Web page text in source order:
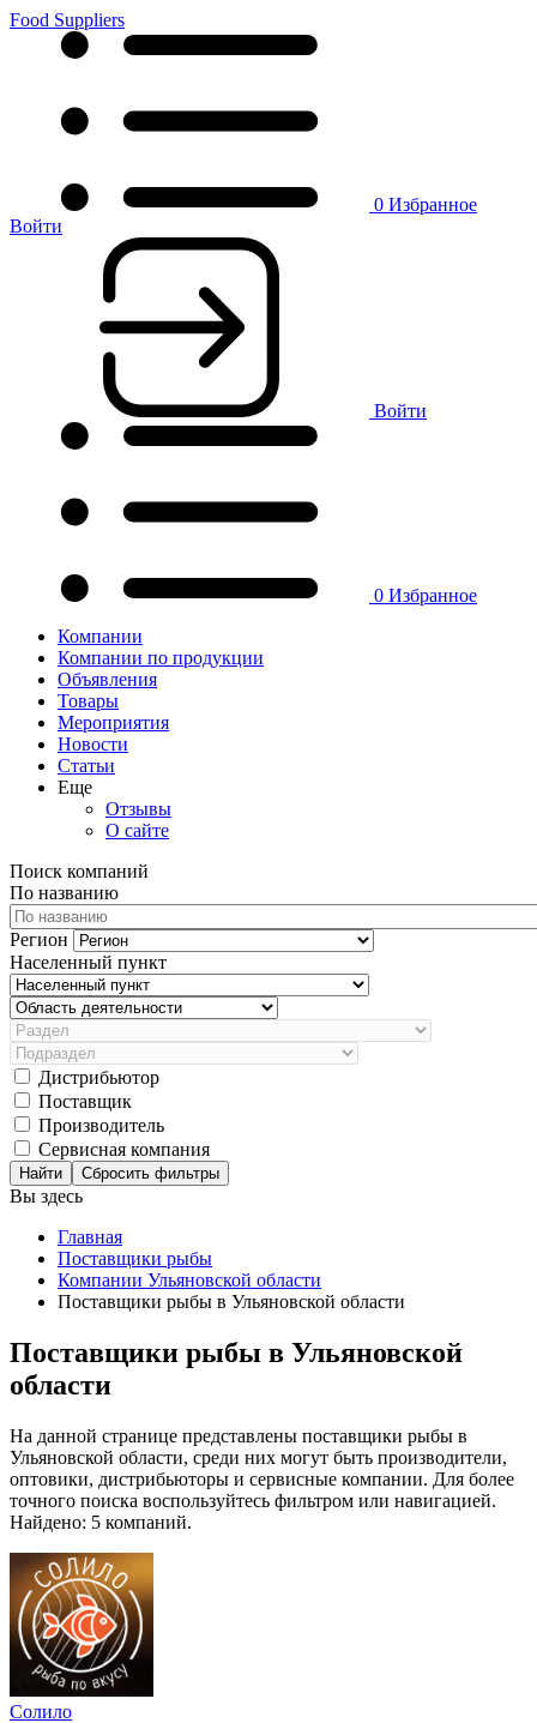
Food Suppliers
0 Избранное
Войти
Войти
0 Избранное
Компании
Компании по продукции
Объявления
Товары
Мероприятия
Новости
Статьи
Еще
Отзывы
О сайте
Поиск компаний
По названию
Регион
Населенный пункт
Дистрибьютор
Поставщик
Производитель
Сервисная компания
Сбросить фильтры
Вы здесь
Главная
Поставщики рыбы
Компании Ульяновской области
Поставщики рыбы в Ульяновской области
Поставщики рыбы в Ульяновской
области
На данной странице представлены поставщики рыбы в
Ульяновской области, среди них могут быть производители,
оптовики, дистрибьюторы и сервисные компании. Для более
точного поиска воспользуйтесь фильтром или навигацией.
Найдено: 5 компаний.
Солило